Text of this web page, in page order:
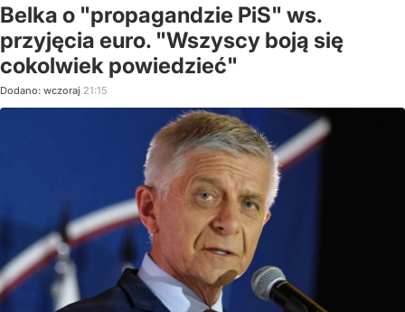
Belka o "propagandzie PiS" ws.
przyjęcia euro. "Wszyscy boją się
cokolwiek powiedzieć"
Dodano: wczoraj 21:15